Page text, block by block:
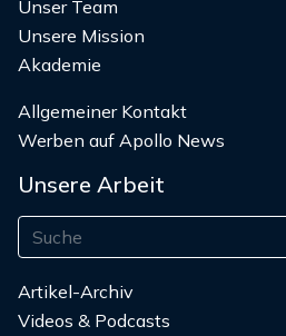
Unser Team
Unsere Mission
Akademie
Allgemeiner Kontakt
Werben auf Apollo News
Unsere Arbeit
Artikel-Archiv
Videos & Podcasts